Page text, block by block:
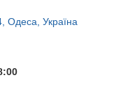
Одеса, Україна